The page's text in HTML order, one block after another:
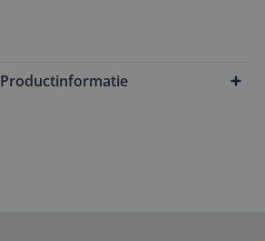
Productinformatie